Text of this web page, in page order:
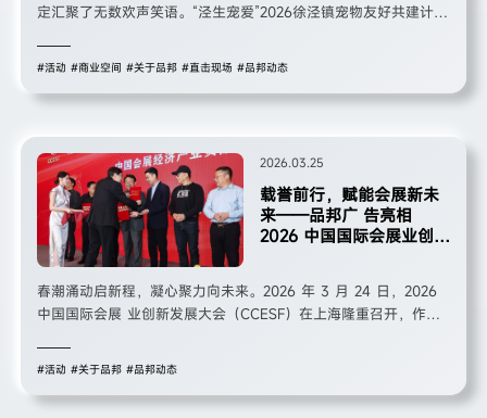
定汇聚了无数欢声笑语。“泾生宠爱”2026徐泾镇宠物友好共建计划
表，与80余组养宠家庭及萌宠共同见证这一重要时刻。品邦广告作
心，助力活动圆满举办，共同推动徐泾镇宠物友好生态建设迈上新
#活动 #商业空间 #关于品邦 #直击现场 #品邦动态
2026.03.25
载誉前行，赋能会展新未
来——品邦广 告亮相
2026 中国国际会展业创新
春潮涌动启新程，凝心聚力向未来。2026 年 3 月 24 日，2026
中国国际会展 业创新发展大会（CCESF）在上海隆重召开，作
赋能、共启新程”为主题，汇聚了国家有关 部委领导、全国 50 多
球变革时代中国会展业的发展之路、破局之道，共绘行业高质量发
#活动 #关于品邦 #品邦动态